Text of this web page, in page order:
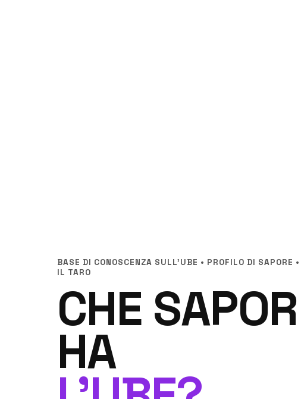
BASE DI CONOSCENZA SULL'UBE • PROFILO DI SAPORE •
IL TARO
CHE
HA